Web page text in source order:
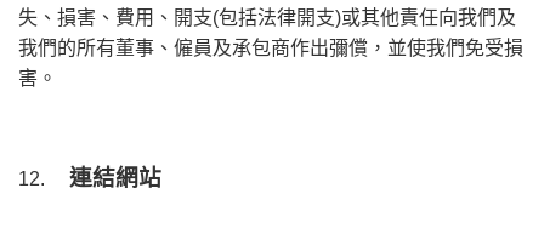
失、損害、費用、開支(包括法律開支)或其他責任向我們及
我們的所有董事、僱員及承包商作出彌償，並使我們免受損
害。
12. 連結網站